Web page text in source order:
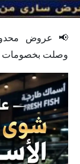
📢 عروض
وصلت بخصومات